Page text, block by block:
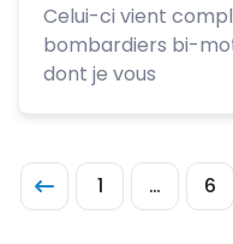
Celui-ci vient
bombardiers bi-
dont je vous
1 … 6